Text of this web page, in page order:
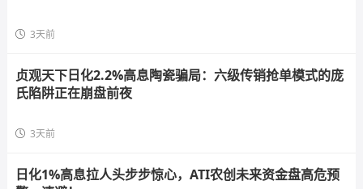
3天前
贞观天下日化2.2%高息陶瓷骗局：六级传销抢单模式的庞
氏陷阱正在崩盘前夜
3天前
日化1%高息拉人头步步惊心，ATI农创未来资金盘高危预